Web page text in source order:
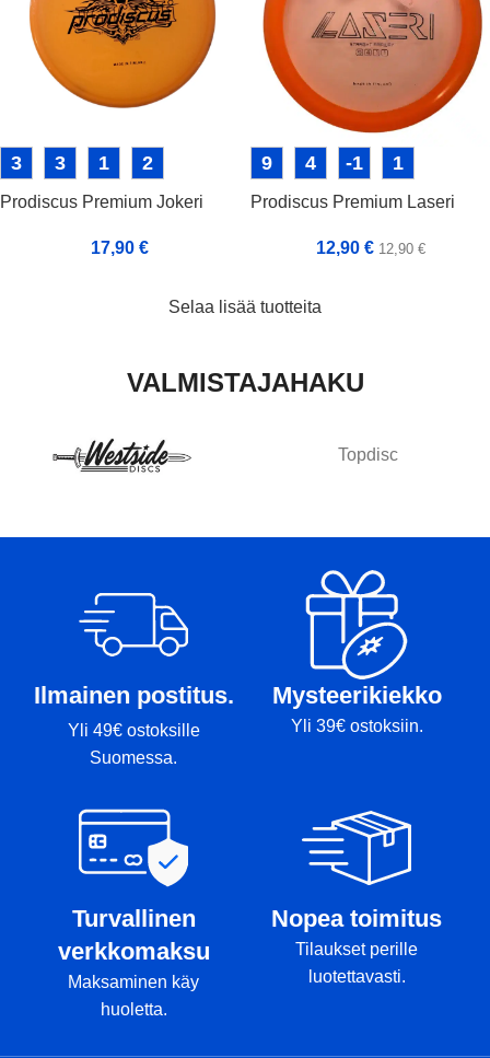
3 3 1 2
Prodiscus Premium Jokeri
17,90 €
9 4 -1 1
Prodiscus Premium Laseri
12,90 € 12,90 €
Selaa lisää tuotteita
VALMISTAJAHAKU
Topdisc
Ilmainen postitus.
Yli 49€ ostoksille
Suomessa.
Mysteerikiekko
Yli 39€ ostoksiin.
Turvallinen
verkkomaksu
Maksaminen käy
huoletta.
Nopea toimitus
Tilaukset perille
luotettavasti.